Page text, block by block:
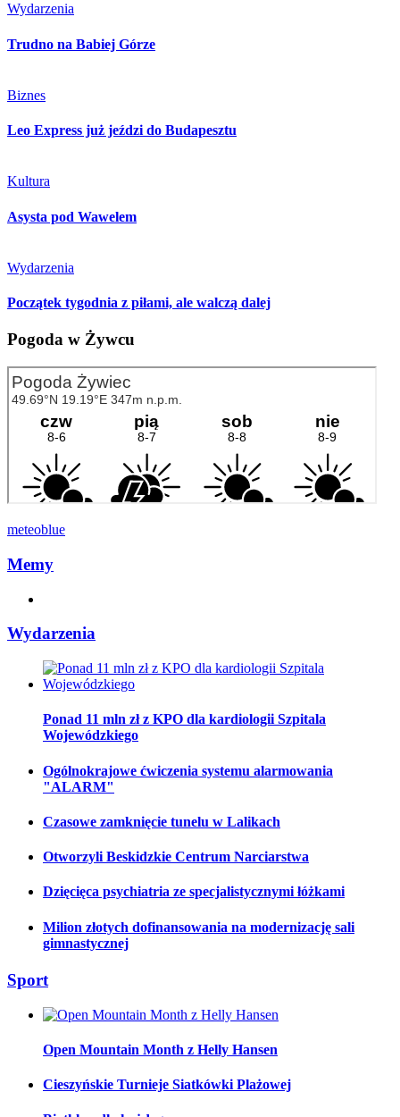
Wydarzenia
Trudno na Babiej Górze
Biznes
Leo Express już jeździ do Budapesztu
Kultura
Asysta pod Wawelem
Wydarzenia
Początek tygodnia z piłami, ale walczą dalej
Pogoda w Żywcu
meteoblue
Memy
Wydarzenia
Ponad 11 mln zł z KPO dla kardiologii Szpitala
Wojewódzkiego
Ogólnokrajowe ćwiczenia systemu alarmowania
"ALARM"
Czasowe zamknięcie tunelu w Lalikach
Otworzyli Beskidzkie Centrum Narciarstwa
Dzięcięca psychiatria ze specjalistycznymi łóżkami
Milion złotych dofinansowania na modernizację sali
gimnastycznej
Sport
Open Mountain Month z Helly Hansen
Cieszyńskie Turnieje Siatkówki Plażowej